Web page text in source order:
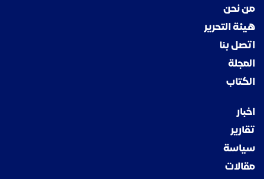
من نحن
هيئة التحرير
اتصل بنا
المجلة
الكتاب
اخبار
تقارير
سياسة
مقالات